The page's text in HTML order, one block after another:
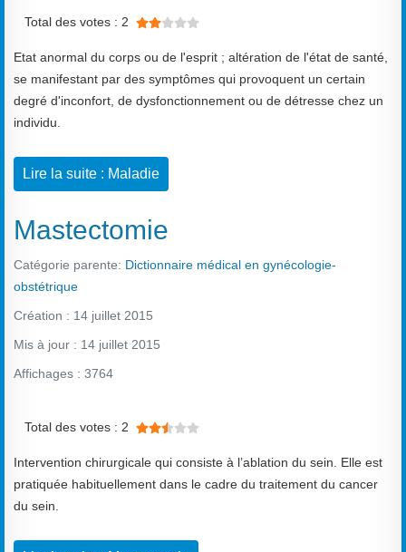
Total des votes : 2
Etat anormal du corps ou de l'esprit ; altération de l'état de santé,
se manifestant par des symptômes qui provoquent un certain
degré d'inconfort, de dysfonctionnement ou de détresse chez un
individu.
Lire la suite : Maladie
Mastectomie
Catégorie parente: Dictionnaire médical en gynécologie-
obstétrique
Création : 14 juillet 2015
Mis à jour : 14 juillet 2015
Affichages : 3764
Total des votes : 2
Intervention chirurgicale qui consiste à l’ablation du sein. Elle est
pratiquée habituellement dans le cadre du traitement du cancer
du sein.